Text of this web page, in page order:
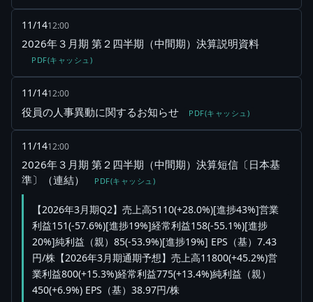
11/1412:00
2026年３月期 第２四半期（中間期）決算説明資料
PDF(キャッシュ)
11/1412:00
役員の人事異動に関するお知らせ PDF(キャッシュ)
11/1412:00
2026年３月期 第２四半期（中間期）決算短信〔日本基
準〕（連結）
PDF(キャッシュ)
【2026年3月期Q2】売上高5110(+28.0%)[進捗43%]営業
利益151(-57.6%)[進捗19%]経常利益158(-55.1%)[進捗
20%]純利益（親）85(-53.9%)[進捗19%] EPS（基）7.43
円/株【2026年3月期通期予想】売上高11800(+45.2%)営
業利益800(+15.3%)経常利益775(+13.4%)純利益（親）
450(+6.9%) EPS（基）38.97円/株